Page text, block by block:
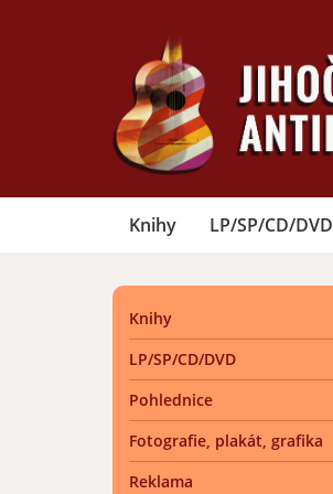
Knihy LP/SP/CD/DVD
Knihy
LP/SP/CD/DVD
Pohlednice
Fotografie, plakát, grafika
Reklama